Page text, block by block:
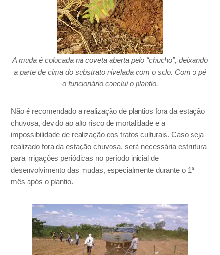
A muda é colocada na coveta aberta pelo “chucho”, deixando
a parte de cima do substrato nivelada com o solo. Com o pé
o funcionário conclui o plantio.
Não é recomendado a realização de plantios fora da estação
chuvosa, devido ao alto risco de mortalidade e a
impossibilidade de realização dos tratos culturais. Caso seja
realizado fora da estação chuvosa, será necessária estrutura
para irrigações periódicas no período inicial de
desenvolvimento das mudas, especialmente durante o 1º
mês após o plantio.